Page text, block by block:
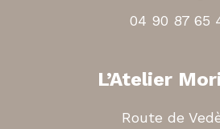
04 90 87 65
L’Atelier
Route de